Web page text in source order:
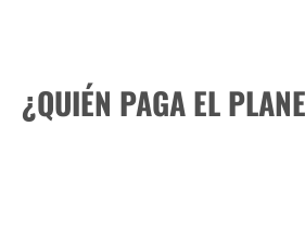
¿QUIÉN PAGA EL